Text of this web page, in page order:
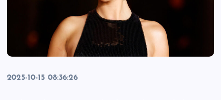
2025-10-15 08:36:26